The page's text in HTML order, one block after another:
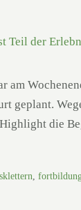
geplant.
die
,